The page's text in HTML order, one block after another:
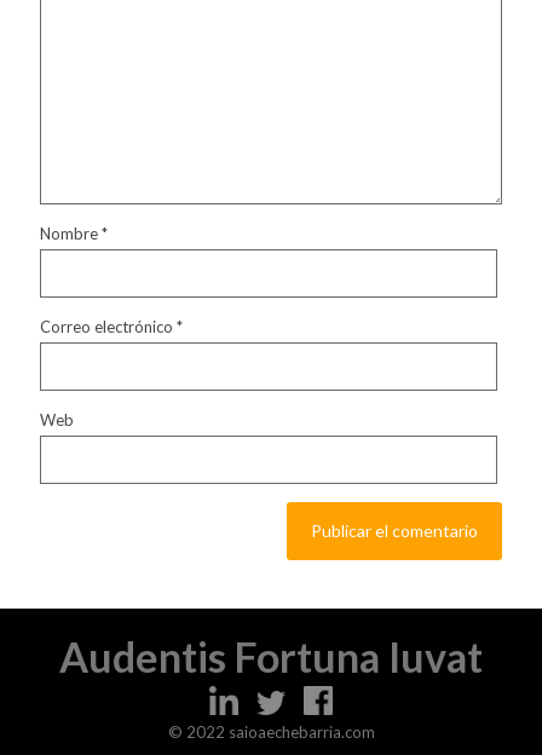
Nombre*
Correo electrónico *
Web
Audentis Fortuna Iuvat
© 2022 saioaechebarria.com